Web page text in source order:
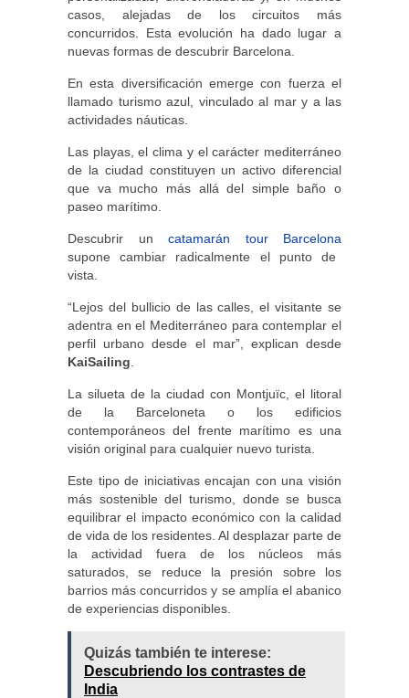
casos, alejadas de los circuitos más
concurridos. Esta evolución ha dado lugar a
nuevas formas de descubrir Barcelona.
En esta diversificación emerge con fuerza el
llamado turismo azul, vinculado al mar y a las
actividades náuticas.
Las playas, el clima y el carácter mediterráneo
de la ciudad constituyen un activo diferencial
que va mucho más allá del simple baño o
paseo marítimo.
Descubrir un catamarán tour Barcelona
supone cambiar radicalmente el punto de
vista.
“Lejos del bullicio de las calles, el visitante se
adentra en el Mediterráneo para contemplar el
perfil urbano desde el mar”, explican desde
KaiSailing
La silueta de la ciudad con Montjuïc, el litoral
de la Barceloneta o los edificios
contemporáneos del frente marítimo es una
visión original para cualquier nuevo turista.
Este tipo de iniciativas encajan con una visión
más sostenible del turismo, donde se busca
equilibrar el impacto económico con la calidad
de vida de los residentes. Al desplazar parte de
la actividad fuera de los núcleos más
saturados, se reduce la presión sobre los
barrios más concurridos y se amplía el abanico
de experiencias disponibles.
Quizás también te interese:
Descubriendo los contrastes de
India